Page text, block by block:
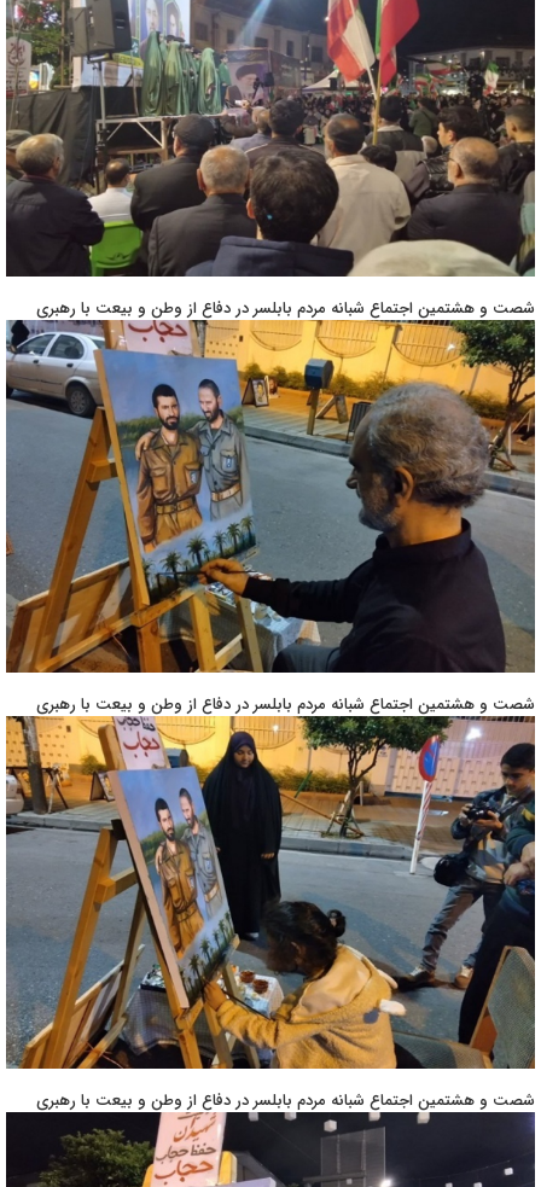
شصت و هشتمین اجتماع شبانه مردم بابلسر در دفاع از وطن و بیعت با رهبری
شصت و هشتمین اجتماع شبانه مردم بابلسر در دفاع از وطن و بیعت با رهبری
شصت و هشتمین اجتماع شبانه مردم بابلسر در دفاع از وطن و بیعت با رهبری